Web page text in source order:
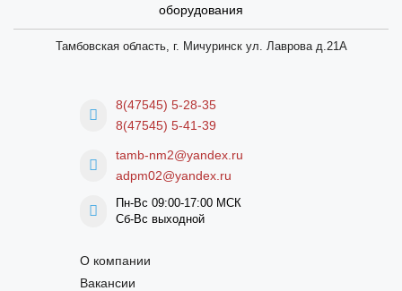
оборудования
Тамбовская область, г. Мичуринск ул. Лаврова д.21А
8(47545) 5-28-35
8(47545) 5-41-39
tamb-nm2@yandex.ru
adpm02@yandex.ru
Пн-Вс 09:00-17:00 МСК
Сб-Вс выходной
О компании
Вакансии